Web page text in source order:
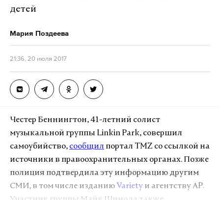
правозащитнице Людмиле Алексеевой, одной из
основательниц правозащитной организации
«Московская Хельсинкская группа», чтобы лично
поздравить ее с 90-летием. Алексеевапопросила
Путина помиловать пожизненно осужденного
экс-сенатора Игоря Изместьева. «Хорошо,
детей
Мария Поздеева
21:36, 20 июля 2017
Честер Беннингтон, 41-летний солист
музыкальной группы Linkin Park, совершил
самоубийство, сообщил портал TMZ со ссылкой на
источники в правоохранительных органах. Позже
полиция подтвердила эту информацию другим
СМИ, в том числе изданию Variety и агентству AP.